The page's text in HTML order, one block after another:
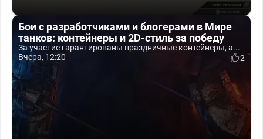
Бои с разработчиками и блогерами в Мире
танков: контейнеры и 2D-стиль за победу
За участие гарантированы праздничные контейнеры, а...
Вчера, 12:20
2